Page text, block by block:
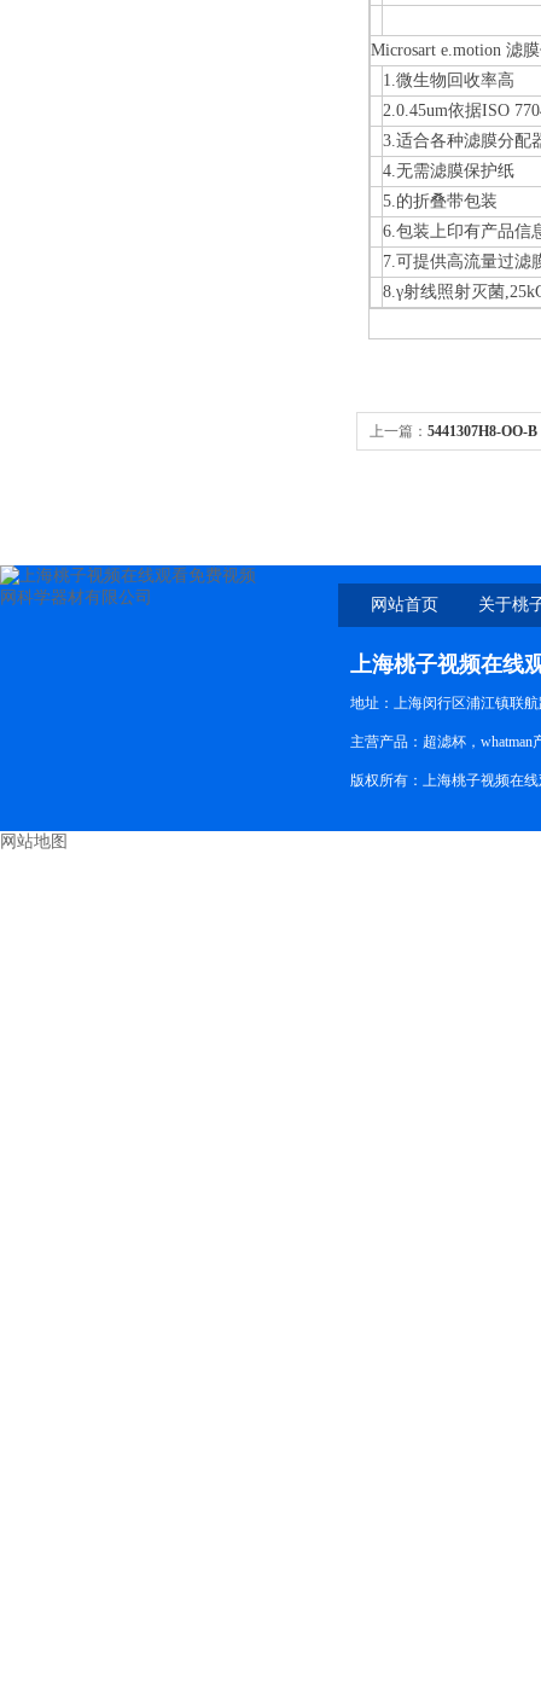
Microsart e.motion 滤膜
1.微生物回收率高
2.0.45um依据ISO
3.适合各种滤膜分配
4.无需滤膜保护纸
5.的折叠带包装
6.包装上印有产品信
7.可提供高流量过滤
8.γ射线照射灭菌
上一篇： 5441307H8-OO-B
网站首页 关于桃
线观看
上海桃子视频在线
地址：上海闵行区浦江镇联
主营产品：超滤杯，whatman
版权所有：上海桃子视频在
网站地图